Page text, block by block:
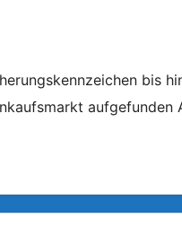
bis
aufgefunden